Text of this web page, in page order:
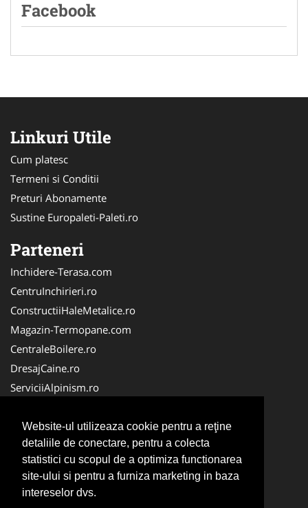
Website-ul utilizeaza cookie pentru a reţine
detaliile de conectare, pentru a colecta
statistici cu scopul de a optimiza functionarea
site-ului si pentru a furniza marketing in baza
intereselor dvs.
Facebook
Linkuri Utile
Cum platesc
Termeni si Conditii
Preturi Abonamente
Sustine Europaleti-Paleti.ro
Parteneri
Inchidere-Terasa.com
CentruInchirieri.ro
ConstructiiHaleMetalice.ro
Magazin-Termopane.com
CentraleBoilere.ro
DresajCaine.ro
ServiciiAlpinism.ro
Alpinist-Utilitar.com
CuratenieSpatiiComerciale.ro
FirmaTractariAuto.ro
Service-Reparatii.com